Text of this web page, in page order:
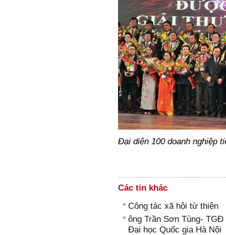
Đại diện 100 doanh nghiệp
Các tin khác
Công tác xã hội từ thiện
ông Trần Sơn Tùng-
Đại học Quốc gia Hà Nội